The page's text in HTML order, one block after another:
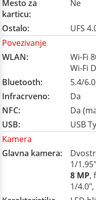
Mesto za
karticu:
Ne
Ostalo:
UFS
Povezivanje
WLAN:
Wi-Fi
Wi-Fi
Bluetooth:
5.4/
Infracrveno:
Da
NFC:
Da
USB:
USB
Kamera
Glavna kamera:
1/
8 MP,
1/